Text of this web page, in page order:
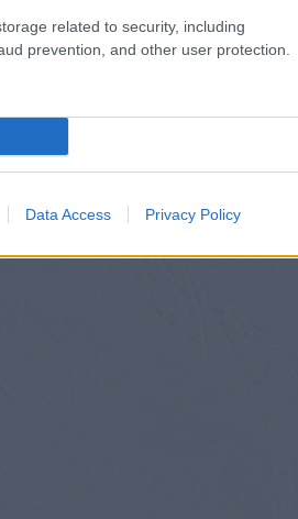
related to security, including
prevention, and other user protection.
Data Access Privacy Policy